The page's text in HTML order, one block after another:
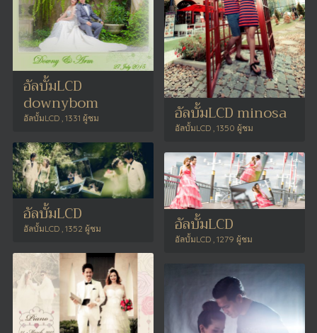
อัลบั้มLCD minosa
อัลบั้มLCD , 1350 ผู้ชม
อัลบั้มLCD
downybom
อัลบั้มLCD , 1331 ผู้ชม
อัลบั้มLCD
อัลบั้มLCD , 1352 ผู้ชม อัลบั้มLCD
อัลบั้มLCD , 1279 ผู้ชม